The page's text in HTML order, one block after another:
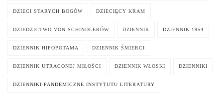
DZIECI STARYCH BOGÓW DZIECIĘCY KRAM
DZIEDZICTWO VON SCHINDLERÓW DZIENNIK DZIENNIK 1954
DZIENNIK HIPOPOTAMA DZIENNIK ŚMIERCI
DZIENNIK UTRACONEJ MIŁOŚCI DZIENNIK WŁOSKI DZIENNIKI
DZIENNIKI PANDEMICZNE INSTYTUTU LITERATURY